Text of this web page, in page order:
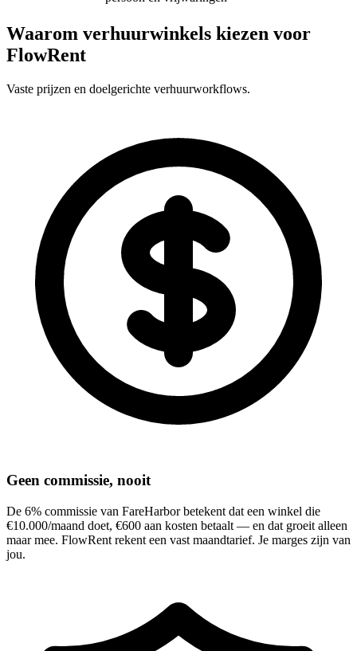
Waarom verhuurwinkels kiezen voor
FlowRent
Vaste prijzen en doelgerichte verhuurworkflows.
Geen commissie, nooit
De 6% commissie van FareHarbor betekent dat een winkel die
€10.000/maand doet, €600 aan kosten betaalt — en dat groeit alleen
maar mee. FlowRent rekent een vast maandtarief. Je marges zijn van
jou.